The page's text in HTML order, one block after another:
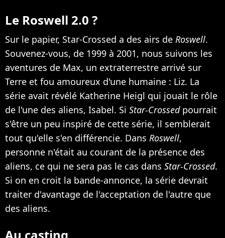
Le Roswell 2.0 ?
Sur le papier, Star-Crossed a des airs de Roswell.
Souvenez-vous, de 1999 à 2001, nous suivons les
aventures de Max, un extraterrestre arrivé sur
Terre et fou amoureux d'une humaine : Liz. La
série avait révélé Katherine Heigl qui jouait le rôle
de l'une des aliens, Isabel. Si Star-Crossedpourrait
s'être un peu inspiré de cette série, il semblerait
tout qu'elle s'en différencie. Dans Roswell,
personne n'était au courant de la présence des
aliens, ce qui ne sera pas le cas dans Star-Crossed.
Si on en croit la bande-annonce, la série devrait
traiter d'avantage de l'acceptation de l'autre que
des aliens.
Au casting